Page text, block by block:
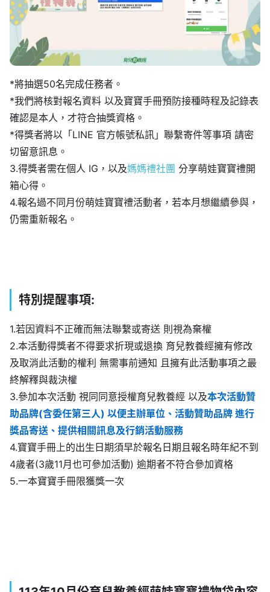
​*將抽選50名完成任務者。
*我們將核對報名資料 以及寶寶手冊預防接種時程及記錄表
確認是本人，才符合抽獎資格。
*得獎者將以「LINE 官方帳號私訊」聯繫寄件等事項 請密
切留意訊息。
3.得獎者需在個人 IG，以及媽媽禮社團 分享萌娃寶寶禮開
箱心得。
4.報名過不同月份萌娃寶寶禮活動者，若本月想繼續參與，
仍需重新報名。
特別提醒事項:
1.若因資料不正確而無法聯繫或寄送 則視為棄權
2.本活動得獎者不得要求折現或退換 育兒教養經擁有修改
及取消此活動的權利 無需事前通知 且擁有此活動事項之最
終解釋與裁決權
3.參加本次活動 視同同意授權育兒教養經 以及本次活動贊
助品牌(含委任第三人) 以便主辦單位、活動贊助品牌 進行
獎品寄送、提供相關訊息及行銷活動服務
4.寶寶手冊上的出生日期須早於報名日期且報名時年紀不到
4歲者(3歲11月也可參加活動) 逾期者不符合參加資格
5.一本寶寶手冊限獲獎一次